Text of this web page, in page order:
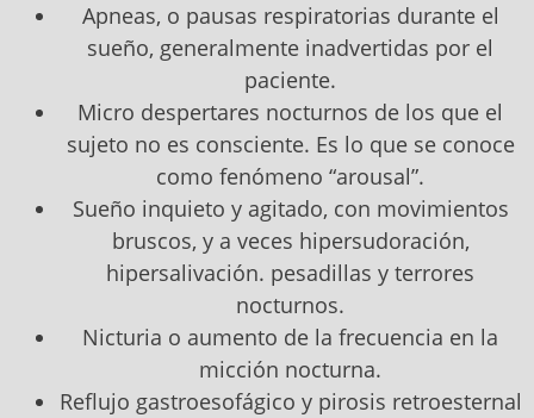
Apneas, o pausas respiratorias durante el
sueño, generalmente inadvertidas por el
paciente.
Micro despertares nocturnos de los que el
sujeto no es consciente. Es lo que se conoce
como fenómeno “arousal”.
Sueño inquieto y agitado, con movimientos
bruscos, y a veces hipersudoración,
hipersalivación. pesadillas y terrores
nocturnos.
Nicturia o aumento de la frecuencia en la
micción nocturna.
Reflujo gastroesofágico y pirosis retroesternal